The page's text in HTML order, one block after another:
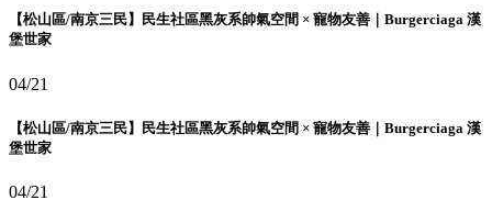
【松山區/南京三民】民生社區黑灰系帥氣空間 × 寵物友善｜Burgerciaga 漢
堡世家
04/21
【松山區/南京三民】民生社區黑灰系帥氣空間 × 寵物友善｜Burgerciaga 漢
堡世家
04/21